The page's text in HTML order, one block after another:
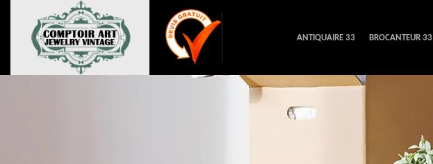
ANTIQUAIRE 33 BROCANTEUR 33